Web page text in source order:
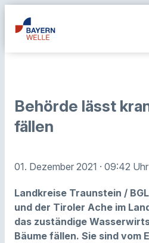
Behörde lässt
fällen
01. Dezember 2021 · 09:42 Uhr
Landkreise Traunstein /
und der Tiroler Ache im
das zuständige
Bäume fällen. Sie sind vom